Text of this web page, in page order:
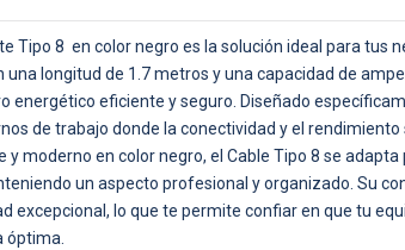
Tipo 8 en color negro es la solución ideal para tus
una longitud de 1.7 metros y una capacidad de
energético eficiente y seguro. Diseñado
de trabajo donde la conectividad y el rendimiento
y moderno en color negro, el Cable Tipo 8 se
un aspecto profesional y organizado. Su
excepcional, lo que te permite confiar en que tu
óptima.